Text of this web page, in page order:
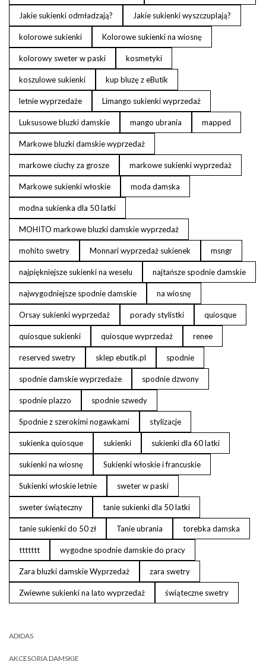
Jakie sukienki odmładzają? Jakie sukienki wyszczuplają?
kolorowe sukienki Kolorowe sukienki na wiosnę
kolorowy sweter w paski kosmetyki
koszulowe sukienki kup bluzę z eButik
letnie wyprzedaże Limango sukienki wyprzedaż
Luksusowe bluzki damskie mango ubrania mapped
Markowe bluzki damskie wyprzedaż
markowe ciuchy za grosze markowe sukienki wyprzedaż
Markowe sukienki włoskie moda damska
modna sukienka dla 50 latki
MOHITO markowe bluzki damskie wyprzedaż
mohito swetry Monnari wyprzedaż sukienek msngr
najpiękniejsze sukienki na weselu najtańsze spodnie damskie
najwygodniejsze spodnie damskie na wiosnę
Orsay sukienki wyprzedaż porady stylistki quiosque
quiosque sukienki quiosque wyprzedaż renee
reserved swetry sklep ebutik.pl spodnie
spodnie damskie wyprzedaże spodnie dzwony
spodnie plazzo spodnie szwedy
Spodnie z szerokimi nogawkami stylizacje
sukienka quiosque sukienki sukienki dla 60 latki
sukienki na wiosnę Sukienki włoskie i francuskie
Sukienki włoskie letnie sweter w paski
sweter świąteczny tanie sukienki dla 50 latki
tanie sukienki do 50 zł Tanie ubrania torebka damska
ttttttt wygodne spodnie damskie do pracy
Zara bluzki damskie Wyprzedaż zara swetry
Zwiewne sukienki na lato wyprzedaż świąteczne swetry
ADIDAS
AKCESORIA DAMSKIE